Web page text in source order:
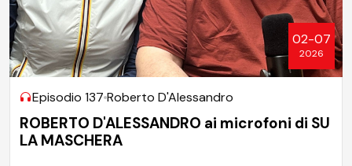
02-07
2026
Episodio 137 Roberto D'Alessandro
ROBERTO D'ALESSANDRO ai microfoni di SU
LA MASCHERA